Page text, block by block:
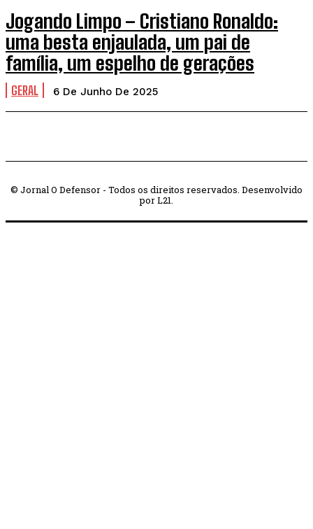
Jogando Limpo – Cristiano Ronaldo:
uma besta enjaulada, um pai de
família, um espelho de gerações
GERAL 6 De Junho De 2025
© Jornal O Defensor - Todos os direitos reservados. Desenvolvido
por L21.